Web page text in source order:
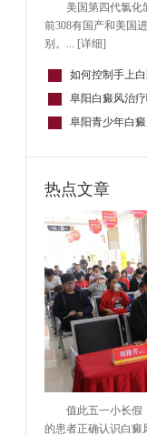
美国第四代氯化
前308有国产和美国
别。... [详细]
如何控制手上
阜阳白癜风治
阜阳青少年白
热点文章
值此五一小长假
的患者正确认识白癜